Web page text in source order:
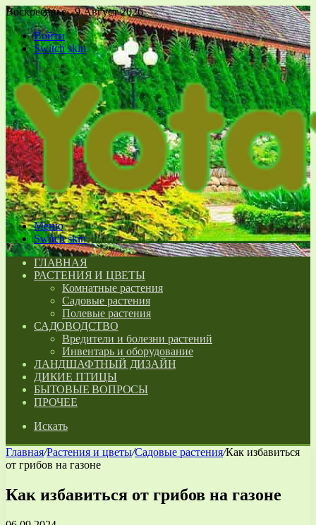
Воскресенье , 9 Август 2026
Войти
Switch skin
Меню
Switch skin
ГЛАВНАЯ
РАСТЕНИЯ И ЦВЕТЫ
Комнатные растения
Садовые растения
Полевые растения
САДОВОДСТВО
Вредители и болезни растений
Инвентарь и оборудование
ЛАНДШАФТНЫЙ ДИЗАЙН
ДИКИЕ ПТИЦЫ
БЫТОВЫЕ ВОПРОСЫ
ПРОЧЕЕ
Искать
Главная/Растения и цветы/Садовые растения/Как избавиться
от грибов на газоне
Как избавиться от грибов на газоне